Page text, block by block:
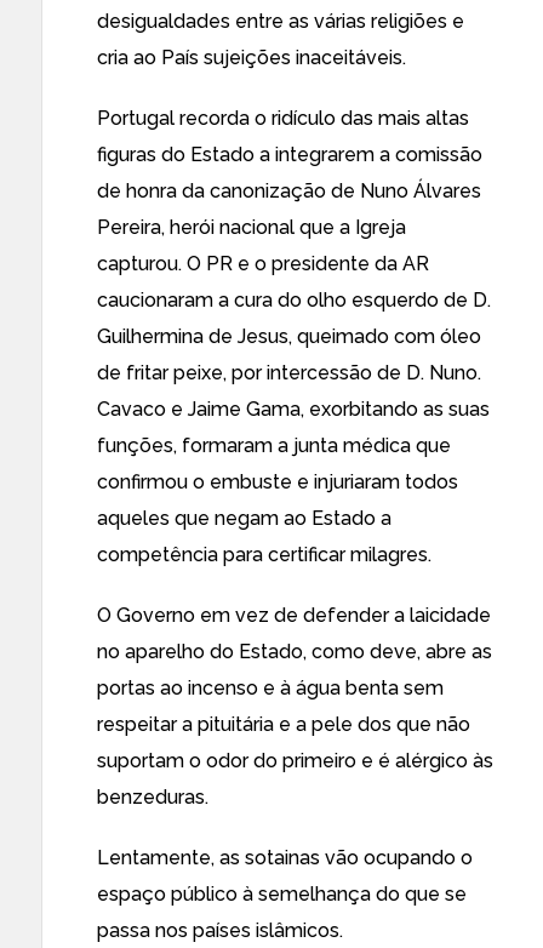
desigualdades entre as várias religiões e
cria ao País sujeições inaceitáveis.
Portugal recorda o ridículo das mais altas
figuras do Estado a integrarem a comissão
de honra da canonização de Nuno Álvares
Pereira, herói nacional que a Igreja
capturou. O PR e o presidente da AR
caucionaram a cura do olho esquerdo de D.
Guilhermina de Jesus, queimado com óleo
de fritar peixe, por intercessão de D. Nuno.
Cavaco e Jaime Gama, exorbitando as suas
funções, formaram a junta médica que
confirmou o embuste e injuriaram todos
aqueles que negam ao Estado a
competência para certificar milagres.
O Governo em vez de defender a laicidade
no aparelho do Estado, como deve, abre as
portas ao incenso e à água benta sem
respeitar a pituitária e a pele dos que não
suportam o odor do primeiro e é alérgico às
benzeduras.
Lentamente, as sotainas vão ocupando o
espaço público à semelhança do que se
passa nos países islâmicos.